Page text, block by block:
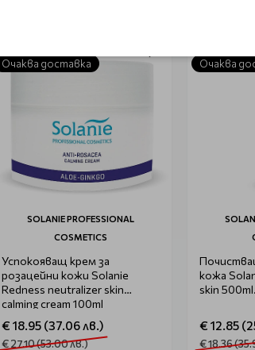
Очаква доставка
SOLANIE PROFESSIONAL
COSMETICS
Успокояващ крем за
розацейни кожи Solanie
Redness neutralizer skin
calming cream 100ml
€ 18.95 (37.06 лв.)
€ 27.10 (53.00 лв.)
Очаква
кожа
skin 500ml.
€ 12.85
€ 18.36